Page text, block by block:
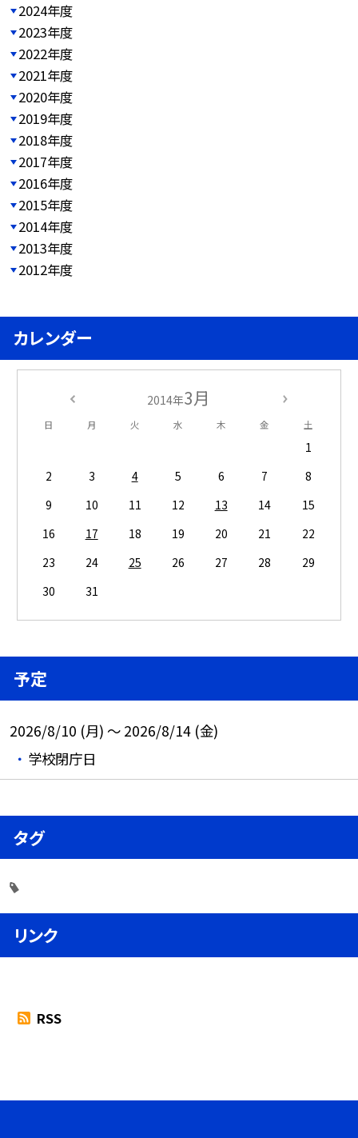
2024年度
2023年度
2022年度
2021年度
2020年度
2019年度
2018年度
2017年度
2016年度
2015年度
2014年度
2013年度
2012年度
カレンダー
2014年3月
日 月 火 水 木 金 土
1
2
3 4 5 6 7
8
9
10 11 12 13 14
15
16
17 18 19 20 21
22
23
24 25 26 27 28
29
30
31
予定
2026/8/10 (月) ～ 2026/8/14 (金)
学校閉庁日
タグ
リンク
RSS